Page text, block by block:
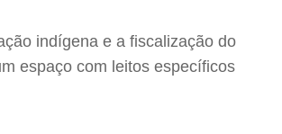
indígena e a fiscalização do
espaço com leitos específicos